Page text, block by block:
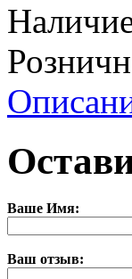
Ваше Имя:
Ваш отзыв: